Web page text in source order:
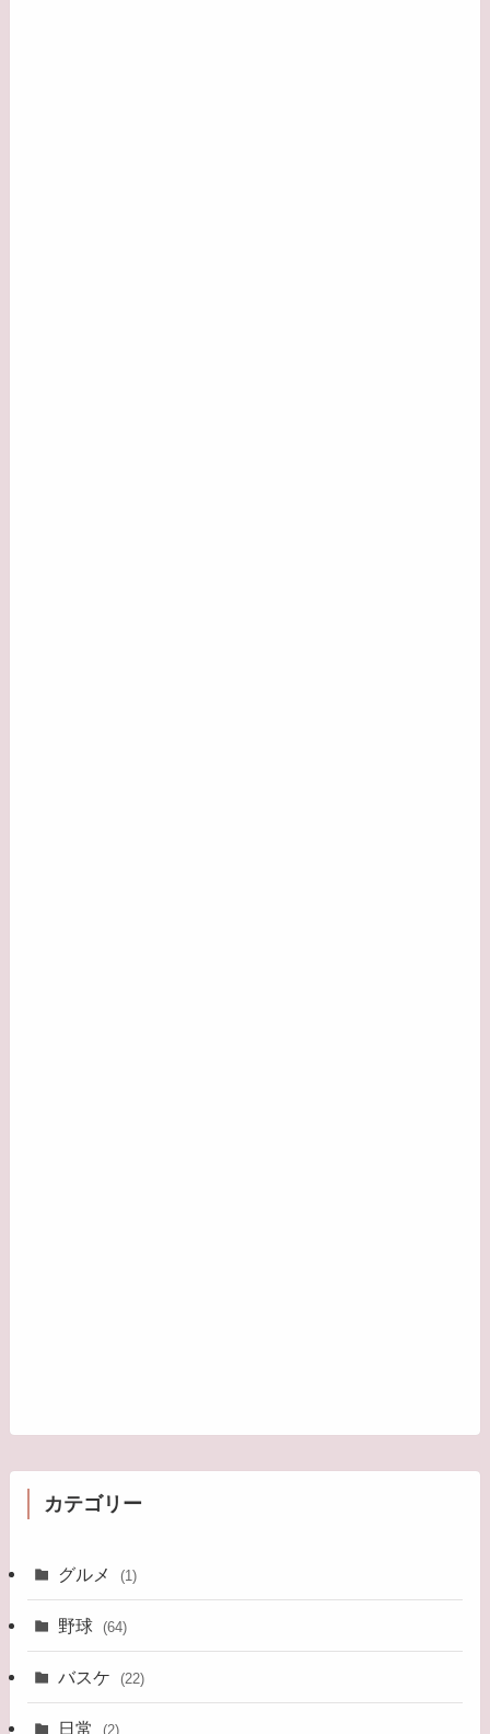
カテゴリー
グルメ (1)
野球 (64)
バスケ (22)
日常 (2)